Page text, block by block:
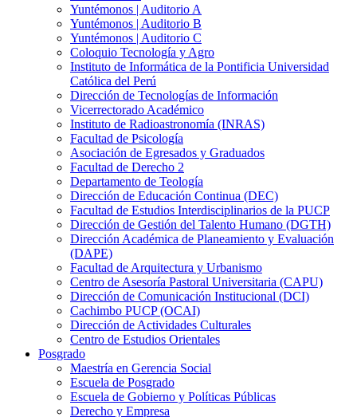
Yuntémonos | Auditorio A
Yuntémonos | Auditorio B
Yuntémonos | Auditorio C
Coloquio Tecnología y Agro
Instituto de Informática de la Pontificia Universidad
Católica del Perú
Dirección de Tecnologías de Información
Vicerrectorado Académico
Instituto de Radioastronomía (INRAS)
Facultad de Psicología
Asociación de Egresados y Graduados
Facultad de Derecho 2
Departamento de Teología
Dirección de Educación Continua (DEC)
Facultad de Estudios Interdisciplinarios de la PUCP
Dirección de Gestión del Talento Humano (DGTH)
Dirección Académica de Planeamiento y Evaluación
(DAPE)
Facultad de Arquitectura y Urbanismo
Centro de Asesoría Pastoral Universitaria (CAPU)
Dirección de Comunicación Institucional (DCI)
Cachimbo PUCP (OCAI)
Dirección de Actividades Culturales
Centro de Estudios Orientales
Posgrado
Maestría en Gerencia Social
Escuela de Posgrado
Escuela de Gobierno y Políticas Públicas
Derecho y Empresa